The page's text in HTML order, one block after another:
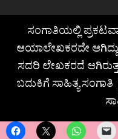
ಸಂಗಾತಿಯಲ್ಲಿ
ಆಯಾಲೇಖಕರದೇ
ಸದರಿ ಲೇಖಕರದೆ
ಬದುಕಿಗೆ ಸಾಹಿತ್ಯ